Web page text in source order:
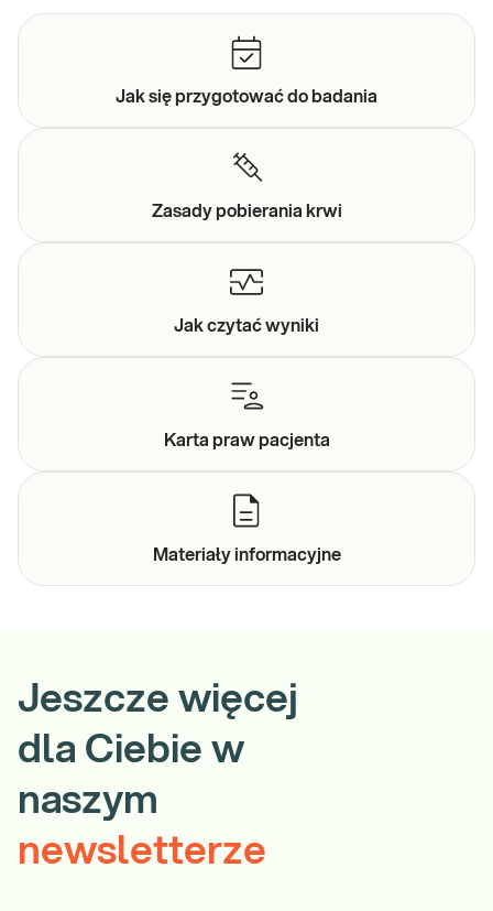
Jak się przygotować do badania
Zasadypobierania krwi
Jak czytaćwyniki
Karta prawpacjenta
Materiałyinformacyjne
Jeszcze więcej
dla Ciebie w
naszym
newsletterze